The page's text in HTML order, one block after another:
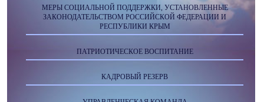
МЕРЫ СОЦИАЛЬНОЙ ПОДДЕРЖКИ, УСТАНОВЛЕННЫЕ
ЗАКОНОДАТЕЛЬСТВОМ РОССИЙСКОЙ ФЕДЕРАЦИИ И
РЕСПУБЛИКИ КРЫМ
ПАТРИОТИЧЕСКОЕ ВОСПИТАНИЕ
КАДРОВЫЙ РЕЗЕРВ